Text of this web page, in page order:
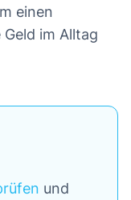
einen
im Alltag
und